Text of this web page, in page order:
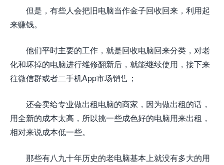
但是，有些人会把旧电脑当作金子回收回来，利用起
来赚钱。
他们平时主要的工作，就是回收电脑回来分类，对老
化和坏掉的电脑进行维修翻新后，就能继续使用，接下来
往微信群或者二手机App市场销售；
还会卖给专业做出租电脑的商家，因为做出租的话，
用全新的成本太高，所以挑一些成色好的电脑用来出租，
相对来说成本低一些。
那些有八九十年历史的老电脑基本上就没有多大的用